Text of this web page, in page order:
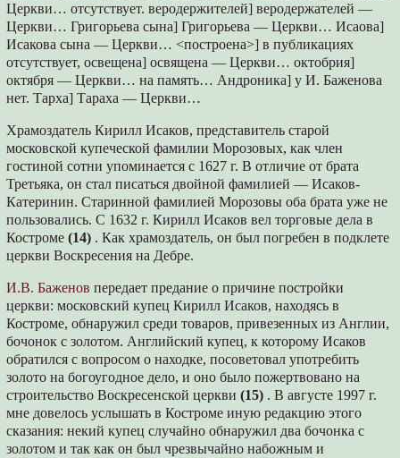
Церкви… отсутствует. веродержителей] веродержателей —
Церкви… Григорьева сына] Григорьева — Церкви… Исаова]
Исакова сына — Церкви… <построена>] в публикациях
отсутствует, освещена] освящена — Церкви… октобрия]
октября — Церкви… на память… Андроника] у И. Баженова
нет. Тарха] Тараха — Церкви…
Храмоздатель Кирилл Исаков, представитель старой
московской купеческой фамилии Морозовых, как член
гостиной сотни упоминается с 1627 г. В отличие от брата
Третьяка, он стал писаться двойной фамилией — Исаков-
Катеринин. Старинной фамилией Морозовы оба брата уже не
пользовались. С 1632 г. Кирилл Исаков вел торговые дела в
Костроме(14) . Как храмоздатель, он был погребен в подклете
церкви Воскресения на Дебре.
И.В. Баженов передает предание о причине постройки
церкви: московский купец Кирилл Исаков, находясь в
Костроме, обнаружил среди товаров, привезенных из Англии,
бочонок с золотом. Английский купец, к которому Исаков
обратился с вопросом о находке, посоветовал употребить
золото на богоугодное дело, и оно было пожертвовано на
строительство Воскресенской церкви(15) . В августе 1997 г.
мне довелось услышать в Костроме иную редакцию этого
сказания: некий купец случайно обнаружил два бочонка с
золотом и так как он был чрезвычайно набожным и